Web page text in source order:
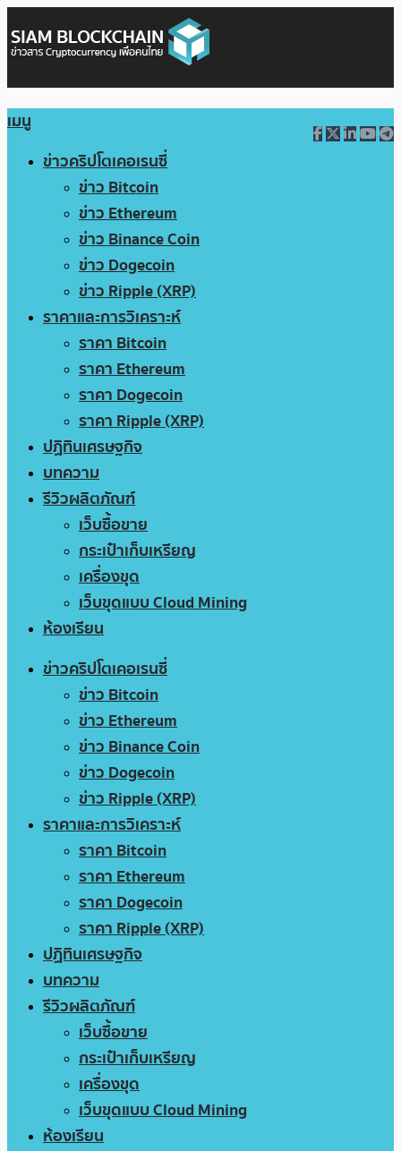
เมนู
ข่าวคริปโตเคอเรนซี่
ข่าว Bitcoin
ข่าว Ethereum
ข่าว Binance Coin
ข่าว Dogecoin
ข่าว Ripple (XRP)
ราคาและการวิเคราะห์
ราคา Bitcoin
ราคา Ethereum
ราคา Dogecoin
ราคา Ripple (XRP)
ปฏิทินเศรษฐกิจ
บทความ
รีวิวผลิตภัณฑ์
เว็บซื้อขาย
กระเป๋าเก็บเหรียญ
เครื่องขุด
เว็บขุดแบบ Cloud Mining
ห้องเรียน
ข่าวคริปโตเคอเรนซี่
ข่าว Bitcoin
ข่าว Ethereum
ข่าว Binance Coin
ข่าว Dogecoin
ข่าว Ripple (XRP)
ราคาและการวิเคราะห์
ราคา Bitcoin
ราคา Ethereum
ราคา Dogecoin
ราคา Ripple (XRP)
ปฏิทินเศรษฐกิจ
บทความ
รีวิวผลิตภัณฑ์
เว็บซื้อขาย
กระเป๋าเก็บเหรียญ
เครื่องขุด
เว็บขุดแบบ Cloud Mining
ห้องเรียน